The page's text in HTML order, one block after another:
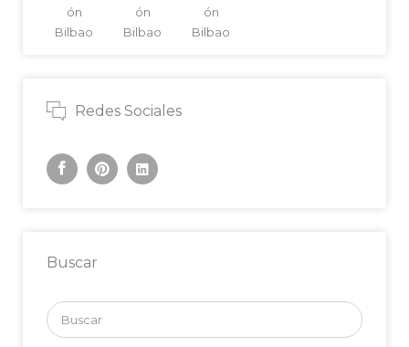
ón
Bilbao
ón
Bilbao
ón
Bilbao
Redes Sociales
Buscar
Buscar
por: